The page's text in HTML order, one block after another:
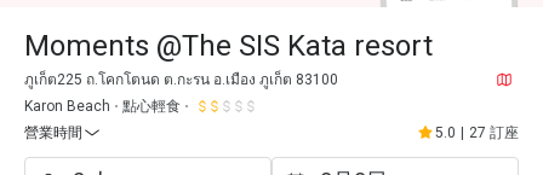
Moments @The SIS Kata resort
ภูเก็ต225 ถ.โคกโตนด ต.กะรน อ.เมือง ภูเก็ต 83100
Karon Beach
點心輕食
營業時間
5.0 27 訂座